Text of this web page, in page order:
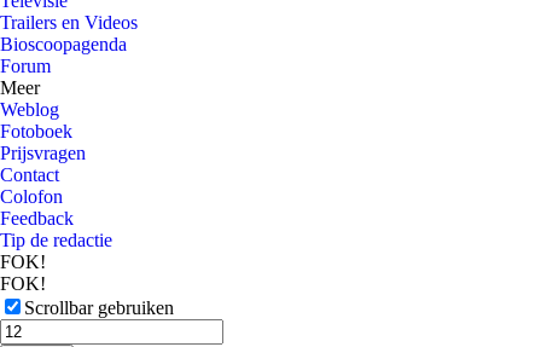
Trailers en Videos
Bioscoopagenda
Forum
Meer
Weblog
Fotoboek
Prijsvragen
Contact
Colofon
Feedback
Tip de redactie
FOK!
FOK!
Scrollbar gebruiken